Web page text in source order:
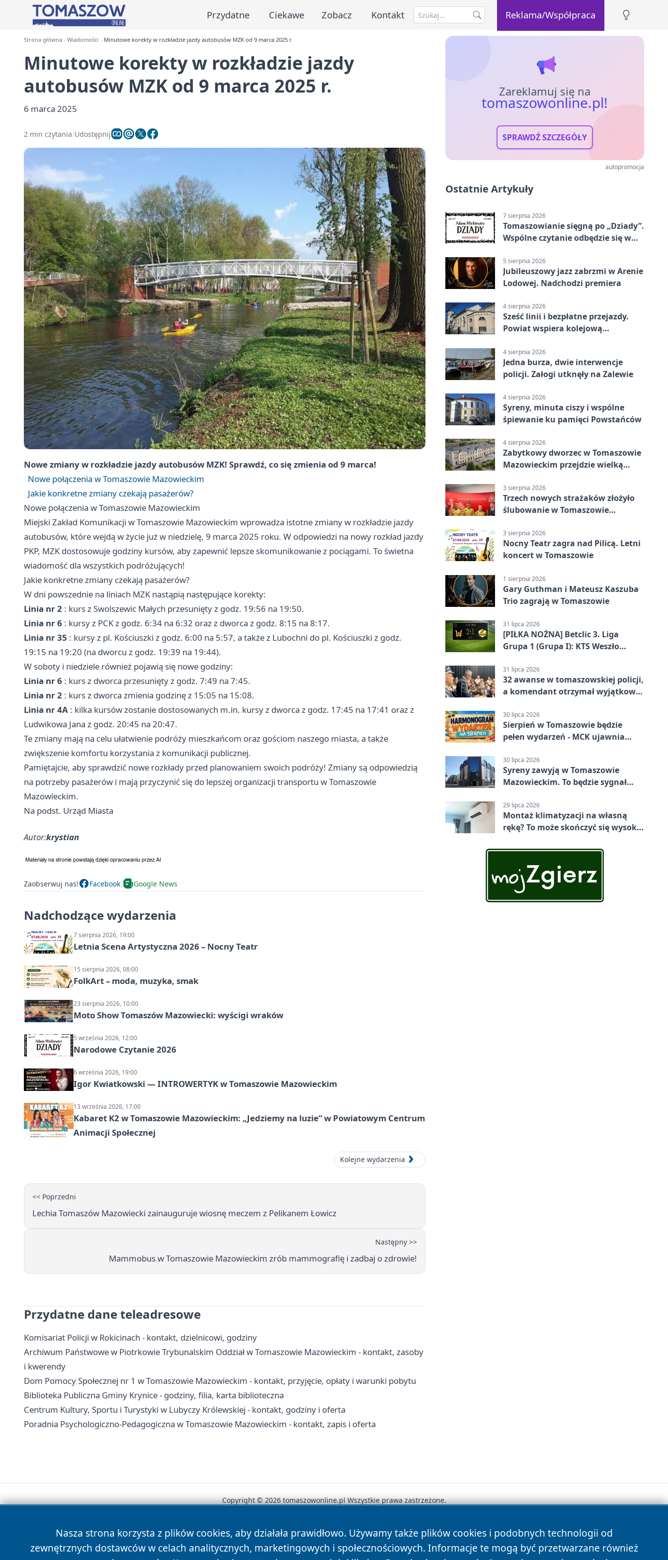
Przydatne Ciekawe Zobacz Kontakt Reklama/Współpraca
Strona główna Wiadomości Minutowe korekty w rozkładzie jazdy autobusów MZK od 9 marca 2025 r.
Minutowe korekty w rozkładzie jazdy
autobusów MZK od 9 marca 2025 r.
6 marca 2025
2 min czytania Udostępnij
Nowe zmiany w rozkładzie jazdy autobusów MZK! Sprawdź, co się zmienia od 9 marca!
Nowe połączenia w Tomaszowie Mazowieckim
Jakie konkretne zmiany czekają pasażerów?
Nowe połączenia w Tomaszowie Mazowieckim
Miejski Zakład Komunikacji w Tomaszowie Mazowieckim wprowadza istotne zmiany w rozkładzie jazdy
autobusów, które wejdą w życie już w niedzielę, 9 marca 2025 roku. W odpowiedzi na nowy rozkład jazdy
PKP, MZK dostosowuje godziny kursów, aby zapewnić lepsze skomunikowanie z pociągami. To świetna
wiadomość dla wszystkich podróżujących!
Jakie konkretne zmiany czekają pasażerów?
W dni powszednie na liniach MZK nastąpią następujące korekty:
Linia nr 2 : kurs z Swolszewic Małych przesunięty z godz. 19:56 na 19:50.
Linia nr 6 : kursy z PCK z godz. 6:34 na 6:32 oraz z dworca z godz. 8:15 na 8:17.
Linia nr 35 : kursy z pl. Kościuszki z godz. 6:00 na 5:57, a także z Lubochni do pl. Kościuszki z godz.
19:15 na 19:20 (na dworcu z godz. 19:39 na 19:44).
W soboty i niedziele również pojawią się nowe godziny:
Linia nr 6 : kurs z dworca przesunięty z godz. 7:49 na 7:45.
Linia nr 2 : kurs z dworca zmienia godzinę z 15:05 na 15:08.
Linia nr 4A : kilka kursów zostanie dostosowanych m.in. kursy z dworca z godz. 17:45 na 17:41 oraz z
Ludwikowa Jana z godz. 20:45 na 20:47.
Te zmiany mają na celu ułatwienie podróży mieszkańcom oraz gościom naszego miasta, a także
zwiększenie komfortu korzystania z komunikacji publicznej.
Pamiętajcie, aby sprawdzić nowe rozkłady przed planowaniem swoich podróży! Zmiany są odpowiedzią
na potrzeby pasażerów i mają przyczynić się do lepszej organizacji transportu w Tomaszowie
Mazowieckim.
Na podst. Urząd Miasta
Autor:krystian
Zaobserwuj nas! Facebook Google News
Nadchodzące wydarzenia
7 sierpnia 2026, 19:00
Letnia Scena Artystyczna 2026 – Nocny Teatr
15 sierpnia 2026, 08:00
FolkArt – moda, muzyka, smak
23 sierpnia 2026, 10:00
Moto Show Tomaszów Mazowiecki: wyścigi wraków
5 września 2026, 12:00
Narodowe Czytanie 2026
6 września 2026, 19:00
Igor Kwiatkowski — INTROWERTYK w Tomaszowie Mazowieckim
13 września 2026, 17:00
Kabaret K2 w Tomaszowie Mazowieckim: „Jedziemy na luzie” w Powiatowym Centrum
Animacji Społecznej
Kolejne wydarzenia
<< Poprzedni
Lechia Tomaszów Mazowiecki zainauguruje wiosnę meczem z Pelikanem Łowicz
Następny >>
Mammobus w Tomaszowie Mazowieckim zrób mammografię i zadbaj o zdrowie!
Przydatne dane teleadresowe
Komisariat Policji w Rokicinach - kontakt, dzielnicowi, godziny
Archiwum Państwowe w Piotrkowie Trybunalskim Oddział w Tomaszowie Mazowieckim - kontakt, zasoby
i kwerendy
Dom Pomocy Społecznej nr 1 w Tomaszowie Mazowieckim - kontakt, przyjęcie, opłaty i warunki pobytu
Biblioteka Publiczna Gminy Krynice - godziny, filia, karta biblioteczna
Centrum Kultury, Sportu i Turystyki w Lubyczy Królewskiej - kontakt, godziny i oferta
Poradnia Psychologiczno-Pedagogiczna w Tomaszowie Mazowieckim - kontakt, zapis i oferta
Zareklamuj się na
tomaszowonline.pl!
SPRAWDŹ SZCZEGÓŁY
autopromocja
Ostatnie Artykuły
7 sierpnia 2026
Tomaszowianie sięgną po „Dziady”.
Wspólne czytanie odbędzie się w
5 sierpnia 2026
Jubileuszowy jazz zabrzmi w Arenie
Lodowej. Nadchodzi premiera
4 sierpnia 2026
Sześć linii i bezpłatne przejazdy.
Powiat wspiera kolejową
4 sierpnia 2026
Jedna burza, dwie interwencje
policji. Załogi utknęły na Zalewie
4 sierpnia 2026
Syreny, minuta ciszy i wspólne
śpiewanie ku pamięci Powstańców
4 sierpnia 2026
Zabytkowy dworzec w Tomaszowie
Mazowieckim przejdzie wielką
wykonawcy
3 sierpnia 2026
Trzech nowych strażaków złożyło
ślubowanie w Tomaszowie
3 sierpnia 2026
Nocny Teatr zagra nad Pilicą. Letni
koncert w Tomaszowie
1 sierpnia 2026
Gary Guthman i Mateusz Kaszuba
Trio zagrają w Tomaszowie
31 lipca 2026
[PIŁKA NOŻNA] Betclic 3. Liga
Grupa 1 (Grupa I): KTS Weszło
Mazowiecki 2:1
31 lipca 2026
32 awanse w tomaszowskiej policji,
a komendant otrzymał wyjątkowy
30 lipca 2026
Sierpień w Tomaszowie będzie
pełen wydarzeń - MCK ujawnia
30 lipca 2026
Syreny zawyją w Tomaszowie
Mazowieckim. To będzie sygnał
29 lipca 2026
Montaż klimatyzacji na własną
rękę? To może skończyć się wysoką
Nasza strona korzysta z plików cookies, aby działała prawidłowo. Używamy także plików cookies i podobnych technologii od
zewnętrznych dostawców w celach analitycznych, marketingowych i społecznościowych. Informacje te mogą być przetwarzane również
Copyright © 2026 tomaszowonline.pl Wszystkie prawa zastrzeżone.
News Autorzy Polityka Prywatności Polityka Cookies